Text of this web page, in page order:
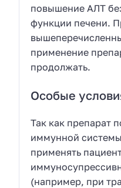
повышение АЛТ
функции печени.
применение
продолжать.
Особые
Так как препарат
иммунной
применять
(например, при